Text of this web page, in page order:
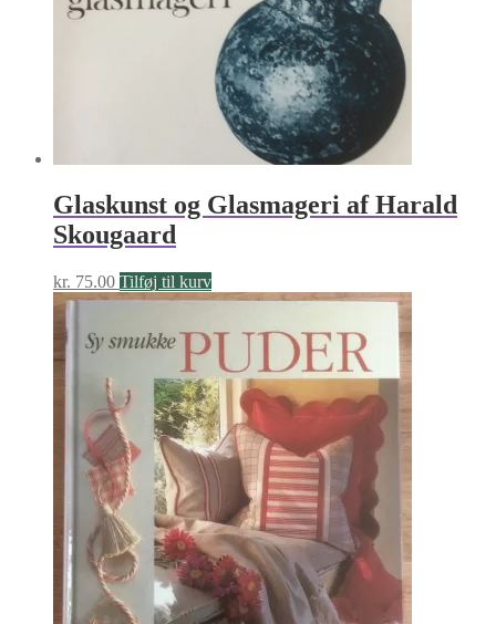
Glaskunst og Glasmageri af Harald
Skougaard
kr. 75.00 Tilføj til kurv